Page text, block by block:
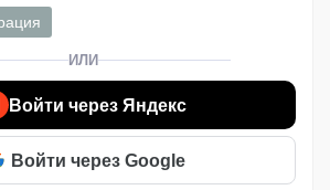
ИЛИ
Войти через Яндекс
Войти через Google